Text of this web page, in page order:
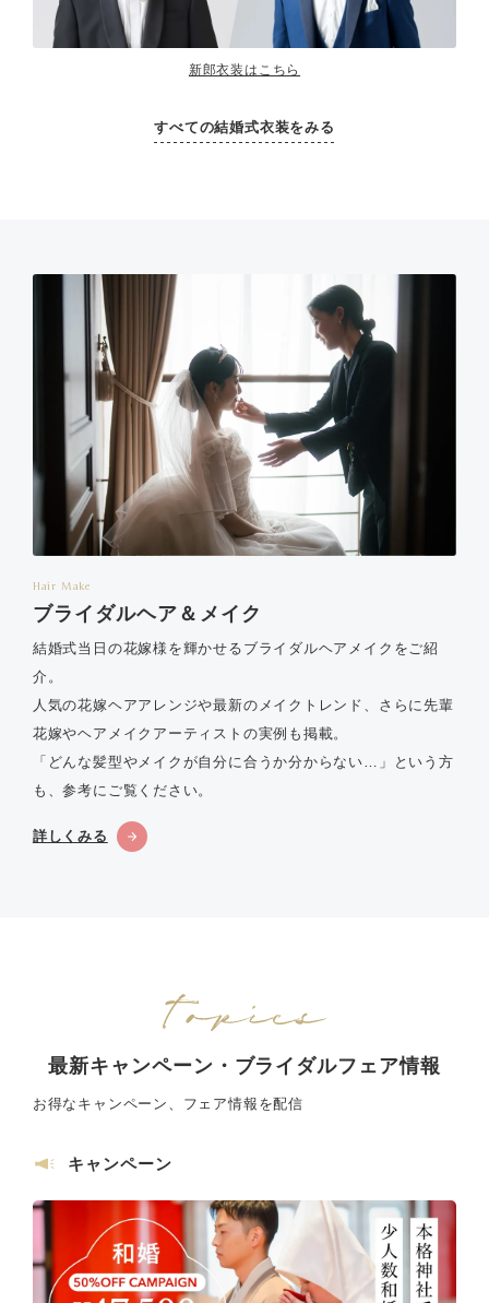
新郎衣装はこちら
すべての結婚式衣装をみる
Hair Make
ブライダルヘア＆メイク
結婚式当日の花嫁様を輝かせるブライダルヘアメイクをご紹
介。
人気の花嫁ヘアアレンジや最新のメイクトレンド、さらに先輩
花嫁やヘアメイクアーティストの実例も掲載。
「どんな髪型やメイクが自分に合うか分からない…」という方
も、参考にご覧ください。
詳しくみる
最新キャンペーン・ブライダルフェア情報
お得なキャンペーン、フェア情報を配信
キャンペーン